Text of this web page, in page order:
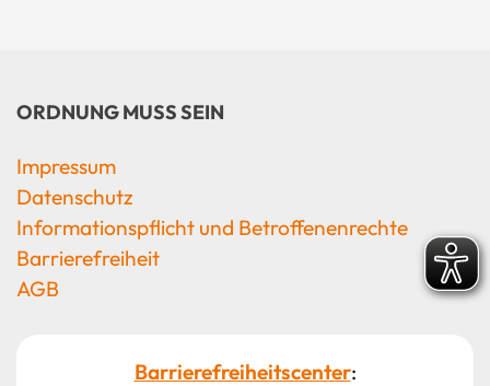
ORDNUNG MUSS SEIN
Impressum
Datenschutz
Informationspflicht und Betroffenenrechte
Barrierefreiheit
AGB
Barrierefreiheitscenter: